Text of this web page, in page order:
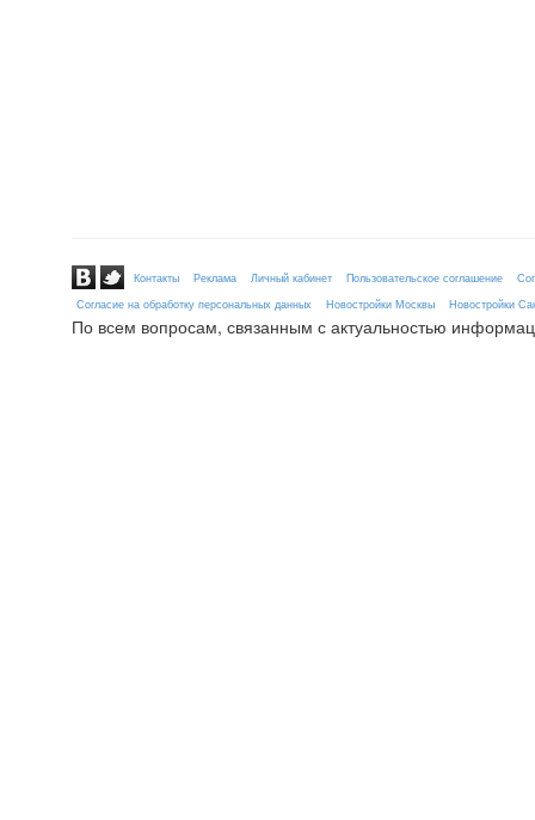
Контакты Реклама Личный кабинет Пользовательское соглашение
Согласие на обработку персональных данных
Новостройки Москвы Новостройки
По всем вопросам, связанным с актуальностью